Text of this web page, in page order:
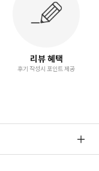
리뷰 혜택
후기 작성시 포인트 제공